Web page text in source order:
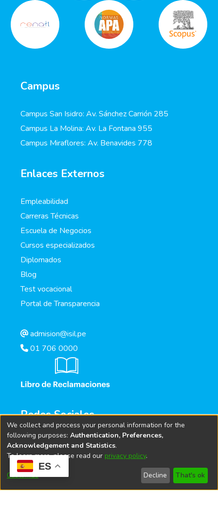
ES
Campus
Campus San Isidro: Av. Sánchez Carrión 285
Campus La Molina: Av. La Fontana 955
Campus Miraflores: Av. Benavides 778
Enlaces Externos
Empleabilidad
Carreras Técnicas
Escuela de Negocios
Cursos especializados
Diplomados
Blog
Test vocacional
Portal de Transparencia
admision@isil.pe
01 706 0000
Redes Sociales
We collect and process your personal information for the
following purposes: Authentication, Preferences,
Acknowledgement and Statistics.
To learn more, please read our privacy policy.
Customize Decline That's ok